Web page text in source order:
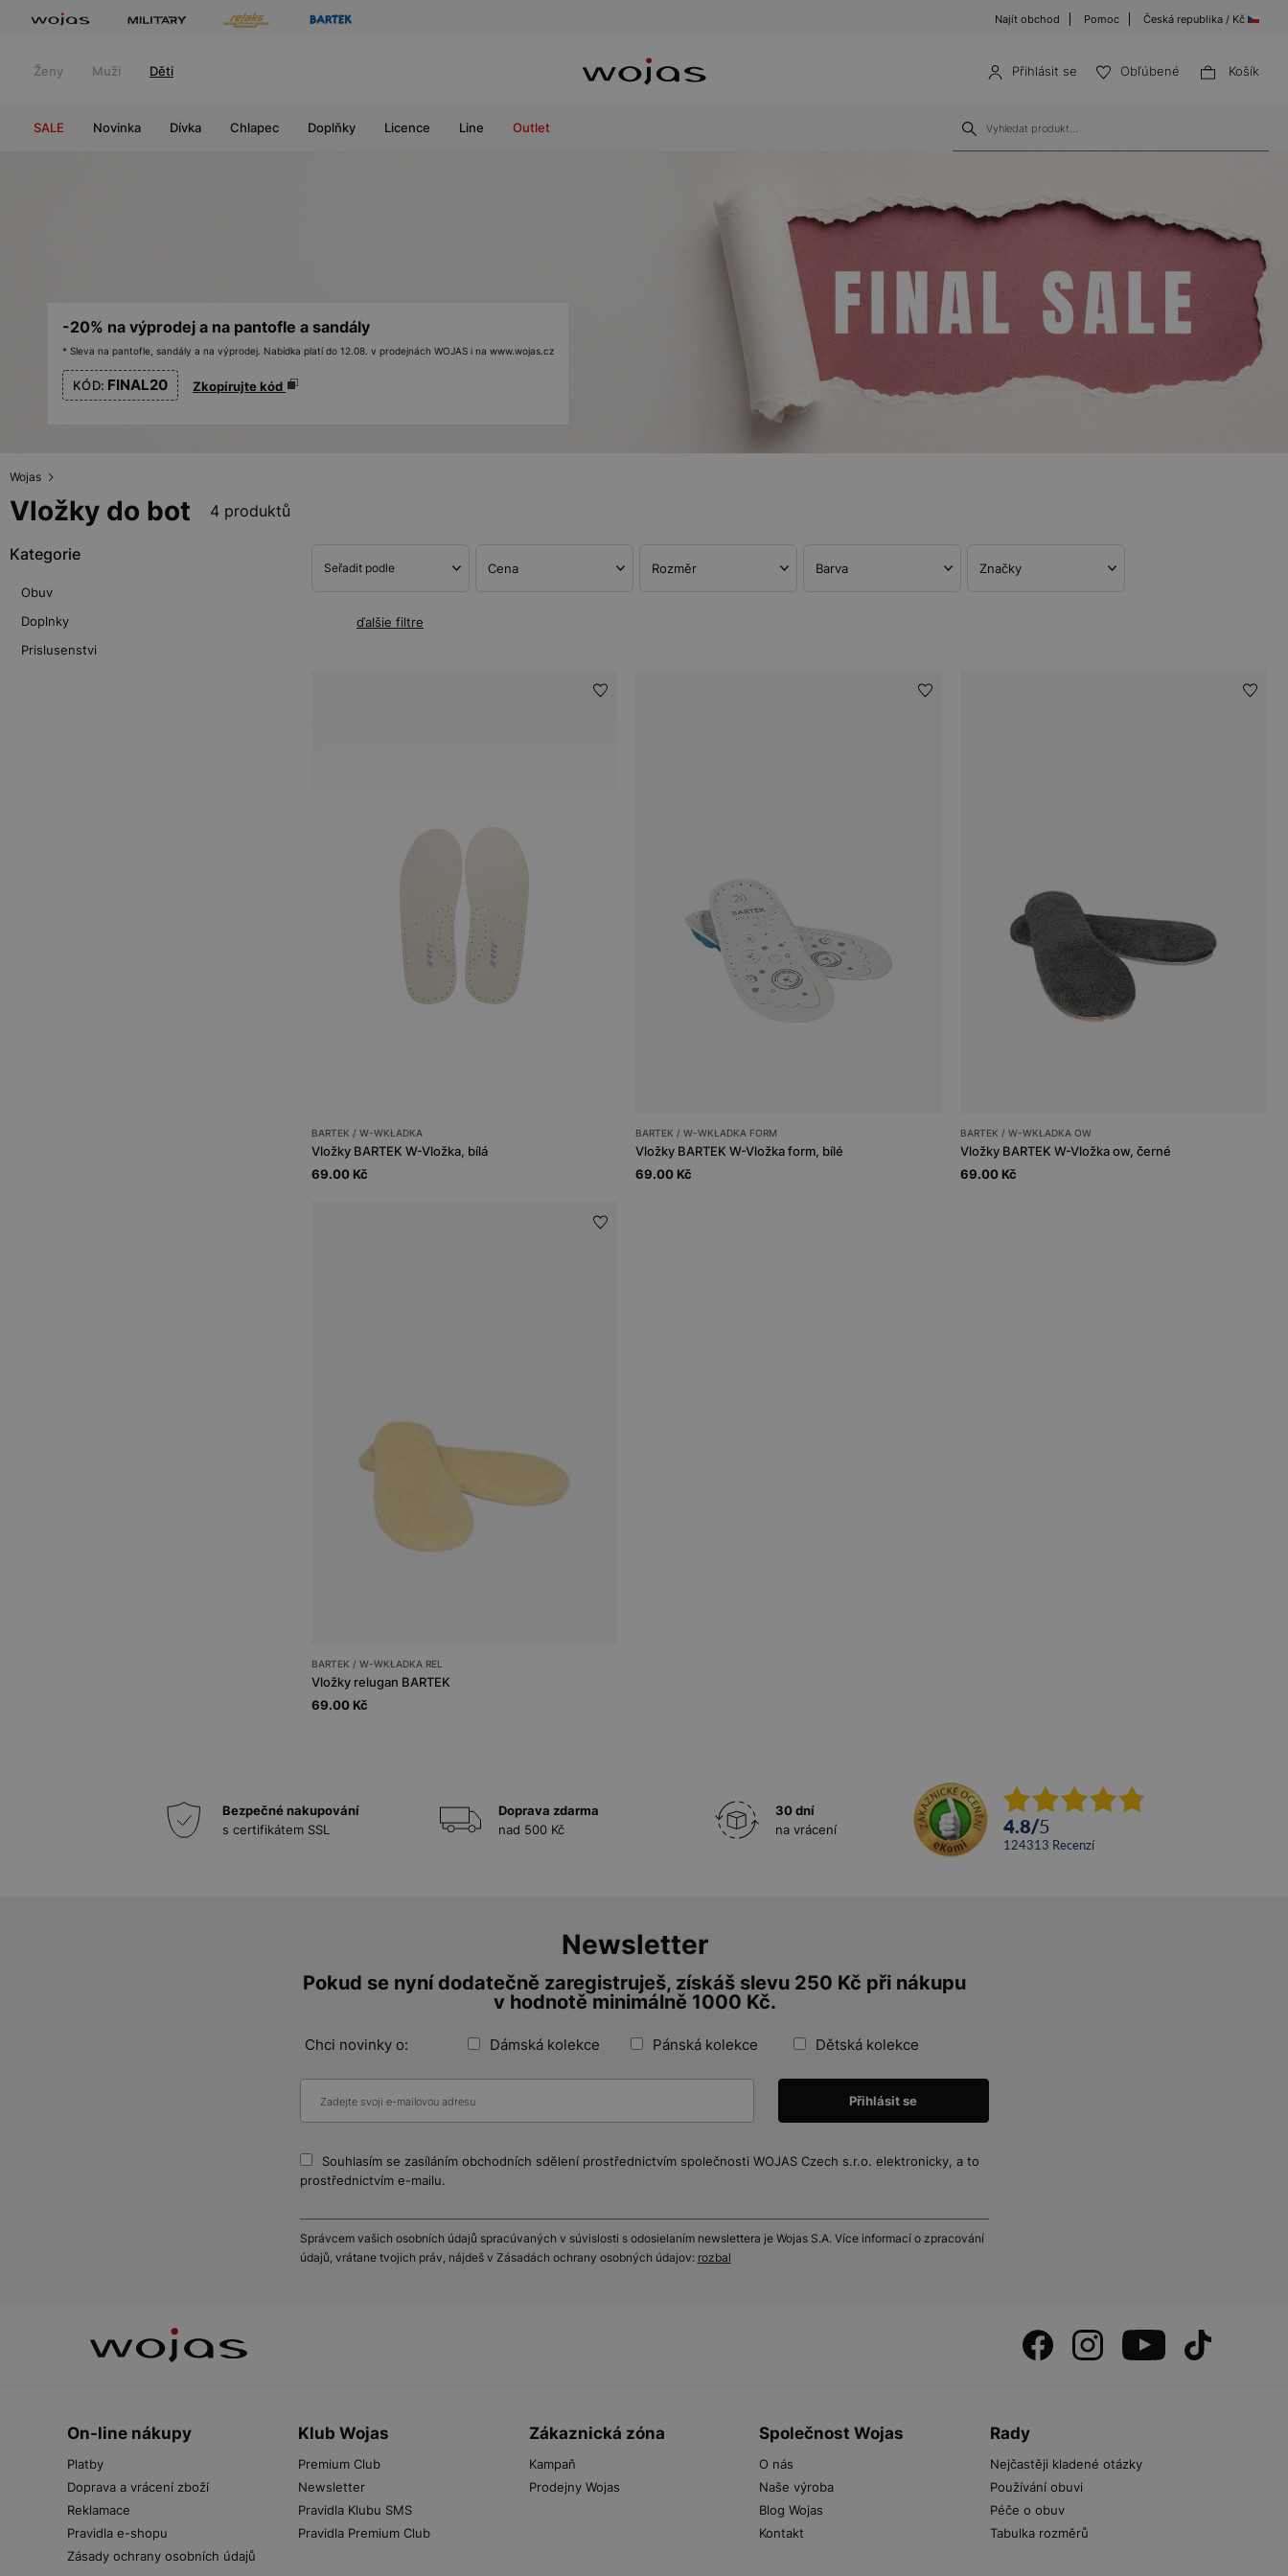
Najít obchod Pomoc Česká republika / Kč
Ženy Muži Děti Přihlásit se Obľúbené Košík
SALE Novinka Dívka Chlapec Doplňky Licence Line Outlet
-20% na výprodej a na pantofle a sandály
* Sleva na pantofle, sandály a na výprodej. Nabídka platí do 12.08. v prodejnách WOJAS i na www.wojas.cz
KÓD: FINAL20 Zkopírujte kód
Wojas
Vložky do bot 4 produktů
Kategorie
Obuv
Doplnky
Prislusenstvi
Seřadit podle Cena Rozměr Barva Značky
ďalšie filtre
BARTEK / W-WKŁADKA
Vložky BARTEK W-Vložka, bílá
69.00 Kč
BARTEK / W-WKŁADKA FORM
Vložky BARTEK W-Vložka form, bílé
69.00 Kč
BARTEK / W-WKŁADKA OW
Vložky BARTEK W-Vložka ow, černé
69.00 Kč
BARTEK / W-WKŁADKA REL
Vložky relugan BARTEK
69.00 Kč
Bezpečné nakupování
s certifikátem SSL
Doprava zdarma
nad 500 Kč
30 dní
na vrácení
4.8/5
124313 recenzí
Newsletter
Pokud se nyní dodatečně zaregistruješ, získáš slevu 250 Kč při nákupu
v hodnotě minimálně 1000 Kč.
Chci novinky o: Dámská kolekce Pánská kolekce Dětská kolekce
Souhlasím se zasíláním obchodních sdělení prostřednictvím společnosti WOJAS Czech s.r.o. elektronicky, a to
prostřednictvím e-mailu.
Správcem vašich osobních údajů spracúvaných v súvislosti s odosielaním newslettera je Wojas S.A. Více informací o zpracování
údajů, vrátane tvojich práv, nájdeš v Zásadách ochrany osobných údajov: rozbal
On-line nákupy
Platby
Doprava a vrácení zboží
Reklamace
Pravidla e-shopu
Zásady ochrany osobních údajů
Klub Wojas
Premium Club
Newsletter
Pravidla Klubu SMS
Pravidla Premium Club
Zákaznická zóna
Kampaň
Prodejny Wojas
Společnost Wojas
O nás
Naše výroba
Blog Wojas
Kontakt
Rady
Nejčastěji kladené otázky
Používání obuvi
Péče o obuv
Tabulka rozměrů